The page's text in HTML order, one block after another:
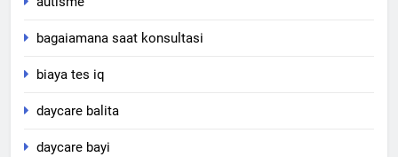
bagaiamana saat konsultasi
biaya tes iq
daycare balita
daycare bayi